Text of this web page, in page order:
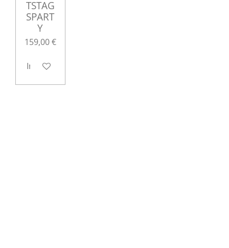
TSTAG
SPART
Y
159,00 €
In den Warenkorb